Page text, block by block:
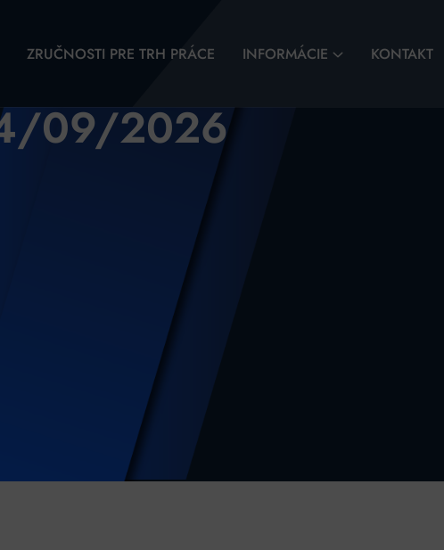
ZRUČNOSTI PRE TRH PRÁCE INFORMÁCIE KONTAKT
09/2026